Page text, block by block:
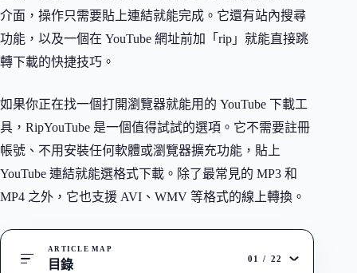
介面，操作只需要貼上連結就能完成。它還有站內搜尋
功能，以及一個在 YouTube 網址前加「rip」就能直接跳
轉下載的快捷技巧。
如果你正在找一個打開瀏覽器就能用的 YouTube 下載工
具，RipYouTube 是一個值得試試的選項。它不需要註冊
帳號、不用安裝任何軟體或瀏覽器擴充功能，貼上
YouTube 連結就能選格式下載。除了最常見的 MP3 和
MP4 之外，它也支援 AVI、WMV 等格式的線上轉換。
ARTICLE MAP
目錄 01 / 22